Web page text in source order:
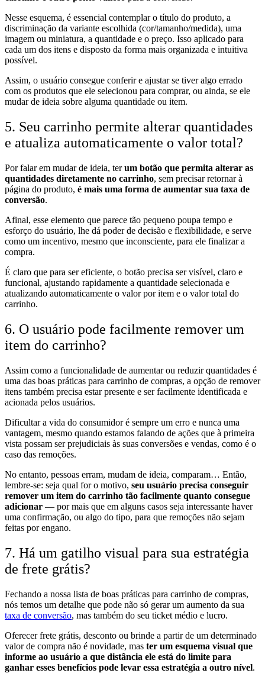
Nesse esquema, é essencial contemplar o título do produto, a
discriminação da variante escolhida (cor/tamanho/medida), uma
imagem ou miniatura, a quantidade e o preço. Isso aplicado para
cada um dos itens e disposto da forma mais organizada e intuitiva
possível.
Assim, o usuário consegue conferir e ajustar se tiver algo errado
com os produtos que ele selecionou para comprar, ou ainda, se ele
mudar de ideia sobre alguma quantidade ou item.
5. Seu carrinho permite alterar quantidades
e atualiza automaticamente o valor total?
Por falar em mudar de ideia, terum botão que permita alterar as
quantidades diretamente no carrinho, sem precisar retornar à
página do produto, é mais uma forma de aumentar sua taxa de
conversão.
Afinal, esse elemento que parece tão pequeno poupa tempo e
esforço do usuário, lhe dá poder de decisão e flexibilidade, e serve
como um incentivo, mesmo que inconsciente, para ele finalizar a
compra.
É claro que para ser eficiente, o botão precisa ser visível, claro e
funcional, ajustando rapidamente a quantidade selecionada e
atualizando automaticamente o valor por item e o valor total do
carrinho.
6. O usuário pode facilmente remover um
item do carrinho?
Assim como a funcionalidade de aumentar ou reduzir quantidades é
uma das boas práticas para carrinho de compras, a opção de remover
itens também precisa estar presente e ser facilmente identificada e
acionada pelos usuários.
Dificultar a vida do consumidor é sempre um erro e nunca uma
vantagem, mesmo quando estamos falando de ações que à primeira
vista possam ser prejudiciais às suas conversões e vendas, como é o
caso das remoções.
No entanto, pessoas erram, mudam de ideia, comparam… Então,
lembre-se: seja qual for o motivo, seu usuário precisa conseguir
remover um item do carrinho tão facilmente quanto consegue
adicionar — por mais que em alguns casos seja interessante haver
uma confirmação, ou algo do tipo, para que remoções não sejam
feitas por engano.
7. Há um gatilho visual para sua estratégia
de frete grátis?
Fechando a nossa lista de boas práticas para carrinho de compras,
nós temos um detalhe que pode não só gerar um aumento da sua
taxa de conversão, mas também do seu ticket médio e lucro.
Oferecer frete grátis, desconto ou brinde a partir de um determinado
valor de compra não é novidade, mas ter um esquema visual que
informe ao usuário a que distância ele está do limite para
ganhar esses benefícios pode levar essa estratégia a outro nível.